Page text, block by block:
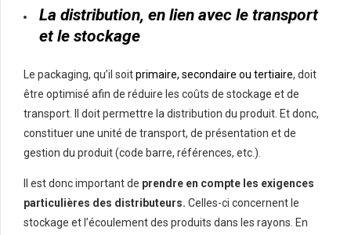
La distribution, en lien avec le transport
et le stockage
Le packaging, qu’il soitprimaire, secondaire ou tertiaire, doit
être optimisé afin de réduire les coûts de stockage et de
transport. Il doit permettre la distribution du produit. Et donc,
constituer une unité de transport, de présentation et de
gestion du produit (code barre, références, etc.).
Il est donc important de prendre en compte les exigences
particulières des distributeurs. Celles-ci concernent le
stockage et l’écoulement des produits dans les rayons. En